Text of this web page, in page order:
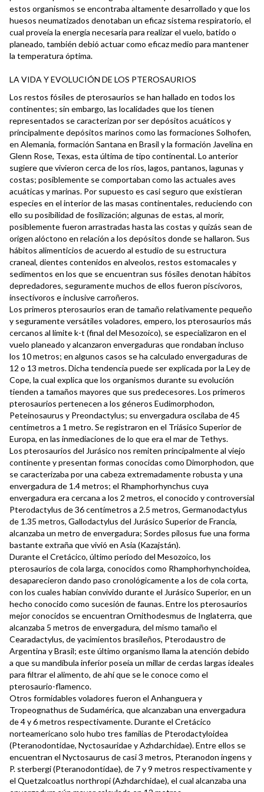
estos organismos se encontraba altamente desarrollado y que los
huesos neumatizados denotaban un eficaz sistema respiratorio, el
cual proveía la energía necesaria para realizar el vuelo, batido o
planeado, también debió actuar como eficaz medio para mantener
la temperatura óptima.
LA VIDA Y EVOLUCIÓN DE LOS PTEROSAURIOS
Los restos fósiles de pterosaurios se han hallado en todos los
continentes; sin embargo, las localidades que los tienen
representados se caracterizan por ser depósitos acuáticos y
principalmente depósitos marinos como las formaciones Solhofen,
en Alemania, formación Santana en Brasil y la formación Javelina en
Glenn Rose, Texas, esta última de tipo continental. Lo anterior
sugiere que vivieron cerca de los ríos, lagos, pantanos, lagunas y
costas; posiblemente se comportaban como las actuales aves
acuáticas y marinas. Por supuesto es casi seguro que existieran
especies en el interior de las masas continentales, reduciendo con
ello su posibilidad de fosilización; algunas de estas, al morir,
posiblemente fueron arrastradas hasta las costas y quizás sean de
origen alóctono en relación a los depósitos donde se hallaron. Sus
hábitos alimenticios de acuerdo al estudio de su estructura
craneal, dientes contenidos en alveolos, restos estomacales y
sedimentos en los que se encuentran sus fósiles denotan hábitos
depredadores, seguramente muchos de ellos fueron piscívoros,
insectívoros e inclusive carroñeros.
Los primeros pterosaurios eran de tamaño relativamente pequeño
y seguramente versátiles voladores, empero, los pterosaurios más
cercanos al límite k-t (final del Mesozoico), se especializaron en el
vuelo planeado y alcanzaron envergaduras que rondaban incluso
los 10 metros; en algunos casos se ha calculado envergaduras de
12 o 13 metros. Dicha tendencia puede ser explicada por la Ley de
Cope, la cual explica que los organismos durante su evolución
tienden a tamaños mayores que sus predecesores. Los primeros
pterosaurios pertenecen a los géneros Eudimorphodon,
Peteinosaurus y Preondactylus; su envergadura oscilaba de 45
centímetros a 1 metro. Se registraron en el Triásico Superior de
Europa, en las inmediaciones de lo que era el mar de Tethys.
Los pterosaurios del Jurásico nos remiten principalmente al viejo
continente y presentan formas conocidas como Dimorphodon, que
se caracterizaba por una cabeza extremadamente robusta y una
envergadura de 1.4 metros; el Rhamphorhynchus cuya
envergadura era cercana a los 2 metros, el conocido y controversial
Pterodactylus de 36 centímetros a 2.5 metros, Germanodactylus
de 1.35 metros, Gallodactylus del Jurásico Superior de Francia,
alcanzaba un metro de envergadura; Sordes pilosus fue una forma
bastante extraña que vivió en Asia (Kazajstán).
Durante el Cretácico, último periodo del Mesozoico, los
pterosaurios de cola larga, conocidos como Rhamphorhynchoidea,
desaparecieron dando paso cronológicamente a los de cola corta,
con los cuales habían convivido durante el Jurásico Superior, en un
hecho conocido como sucesión de faunas. Entre los pterosaurios
mejor conocidos se encuentran Ornithodesmus de Inglaterra, que
alcanzaba 5 metros de envergadura, del mismo tamaño el
Cearadactylus, de yacimientos brasileños, Pterodaustro de
Argentina y Brasil; este último organismo llama la atención debido
a que su mandíbula inferior poseía un millar de cerdas largas ideales
para filtrar el alimento, de ahí que se le conoce como el
pterosaurio-flamenco.
Otros formidables voladores fueron el Anhanguera y
Tropeognathus de Sudamérica, que alcanzaban una envergadura
de 4 y 6 metros respectivamente. Durante el Cretácico
norteamericano solo hubo tres familias de Pterodactyloidea
(Pteranodontidae, Nyctosauridae y Azhdarchidae). Entre ellos se
encuentran el Nyctosaurus de casi 3 metros, Pteranodon ingens y
P. sterbergi (Pteranodontidae), de 7 y 9 metros respectivamente y
el Quetzalcoatlus northropi (Azhdarchidae), el cual alcanzaba una